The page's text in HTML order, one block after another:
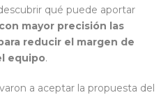
qué puede aportar
mayor precisión las
reducir el margen de
equipo.
a aceptar la propuesta del